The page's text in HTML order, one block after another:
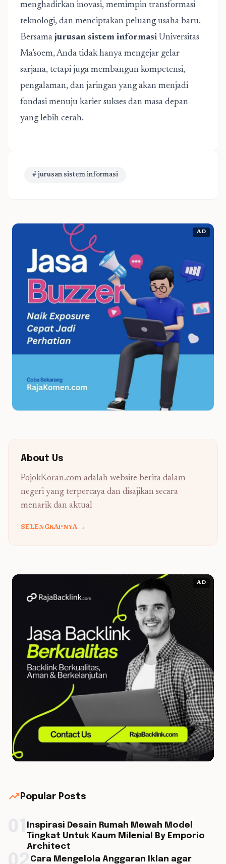
menghadirkan inovasi, memimpin transformasi
teknologi, dan menciptakan peluang usaha baru.
Bersama jurusan sistem informasi Universitas
Ma’soem, Anda tidak hanya mengejar gelar
sarjana, tetapi juga membangun kompetensi,
pengalaman, dan jaringan yang akan menjadi
fondasi menuju karier sukses dan masa depan
yang lebih cerah.
# jurusan sistem informasi
AD
About Us
PojokKoran.com adalah website berita dalam
negeri yang terpercaya dan disajikan secara
menarik dan aktual
SELENGKAPNYA →
AD
trending_up Popular Posts
Inspirasi Desain Rumah Mewah Model
Tingkat Untuk Kaum Milenial By Emporio
Architect
Cara Mengelola Anggaran Iklan agar